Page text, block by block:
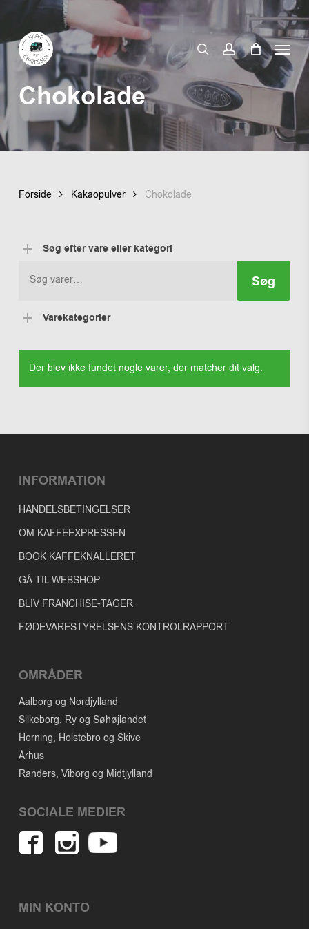
main
content
searchaccount
Menu
Chokolade
Forside Kakaopulver Chokolade
Søg efter vare eller kategori
efter:
Søg
Varekategorier
Der blev ikke fundet nogle varer, der matcher dit valg.
INFORMATION
HANDELSBETINGELSER
OM KAFFEEXPRESSEN
BOOK KAFFEKNALLERET
GÅ TIL WEBSHOP
BLIV FRANCHISE-TAGER
FØDEVARESTYRELSENS KONTROLRAPPORT
OMRÅDER
Aalborg og Nordjylland
Silkeborg, Ry og Søhøjlandet
Herning, Holstebro og Skive
Århus
Randers, Viborg og Midtjylland
SOCIALE MEDIER
MIN KONTO